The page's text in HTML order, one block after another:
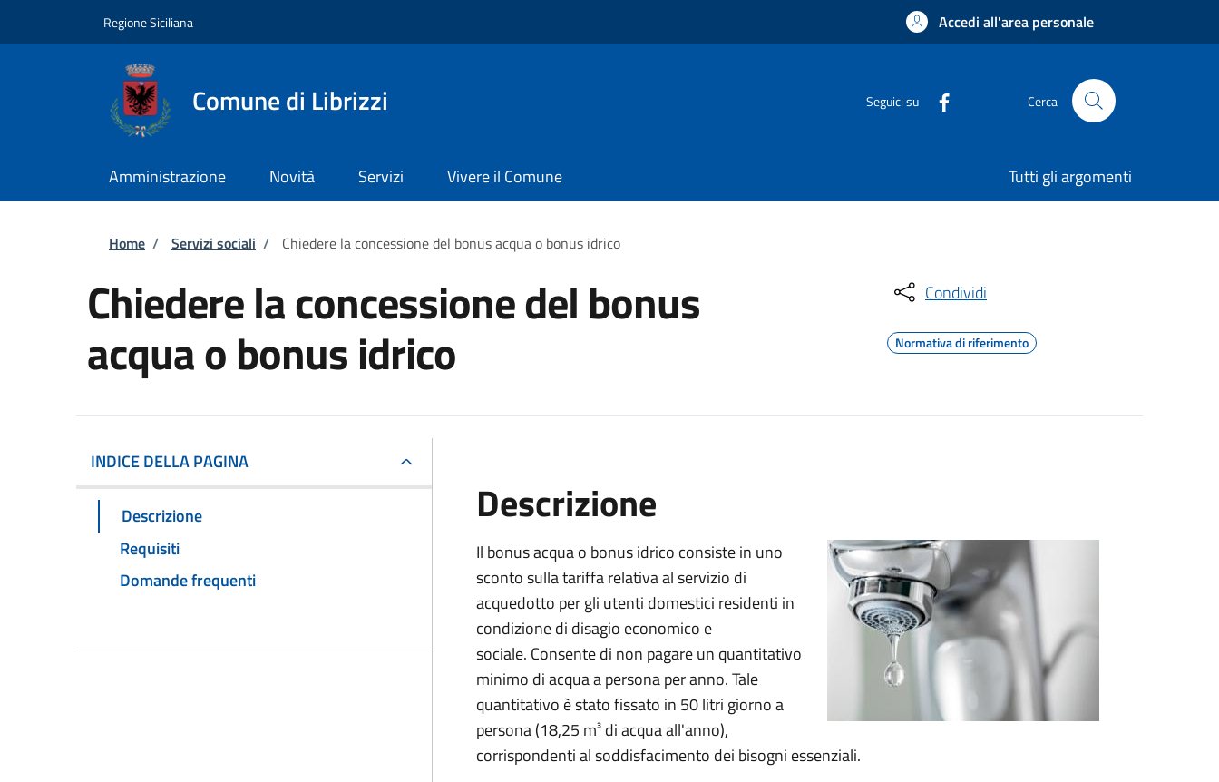
Regione Siciliana Accedi all'area personale
Comune di Librizzi Seguici su Cerca
Amministrazione Novità Servizi Vivere il Comune Tutti gli argomenti
Briciole di pane
Home / Servizi sociali / Chiedere la concessione del bonus acqua o bonus idrico
Chiedere la concessione del bonus
acqua o bonus idrico
Condividi
Normativa di riferimento
INDICE DELLA PAGINA
Descrizione
Requisiti
Domande frequenti
Descrizione
Il bonus acqua o bonus idrico consiste in uno
sconto sulla tariffa relativa al servizio di
acquedotto per gli utenti domestici residenti in
condizione di disagio economico e
sociale. Consente di non pagare un quantitativo
minimo di acqua a persona per anno. Tale
quantitativo è stato fissato in 50 litri giorno a
persona (18,25 m³ di acqua all'anno),
corrispondenti al soddisfacimento dei bisogni essenziali.